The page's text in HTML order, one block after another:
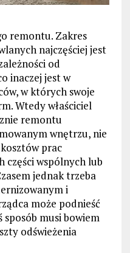
remontu. Zakres
najczęściej jest
od
inaczej jest w
w których swoje
Wtedy właściciel
remontu
wnętrzu, nie
prac
wspólnych lub
jednak trzeba
i
może podnieść
sposób musi bowiem
odświeżenia